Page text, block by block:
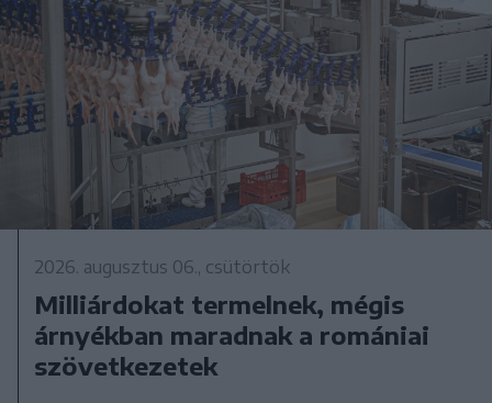
2026. augusztus 06., csütörtök
Milliárdokat termelnek, mégis
árnyékban maradnak a romániai
szövetkezetek